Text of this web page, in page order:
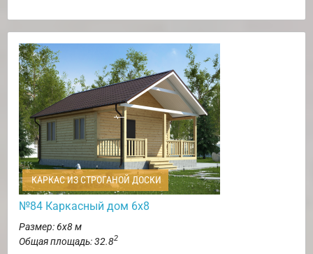
КАРКАС ИЗ СТРОГАНОЙ ДОСКИ
№84 Каркасный дом 6х8
Размер: 6х8 м
Общая площадь: 32.82